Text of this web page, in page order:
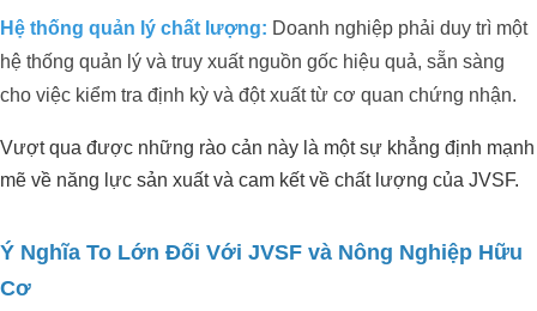
Hệ thống quản lý chất lượng: Doanh nghiệp phải duy trì một
hệ thống quản lý và truy xuất nguồn gốc hiệu quả, sẵn sàng
cho việc kiểm tra định kỳ và đột xuất từ cơ quan chứng nhận.
Vượt qua được những rào cản này là một sự khẳng định mạnh
mẽ về năng lực sản xuất và cam kết về chất lượng của JVSF.
Ý Nghĩa To Lớn Đối Với JVSF và Nông Nghiệp Hữu
Cơ
Anh Hỷ_Tây Ninh